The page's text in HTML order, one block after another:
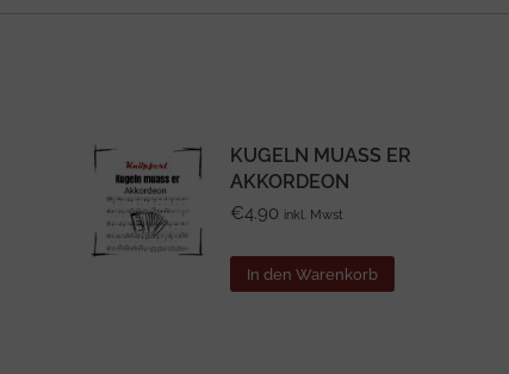
KUGELN MUASS ER
AKKORDEON
€4.90 inkl. Mwst
In den Warenkorb